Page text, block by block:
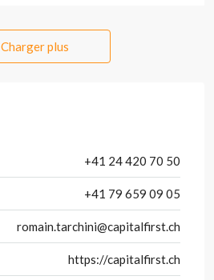
Charger plus
+41 24 420 70 50
+41 79 659 09 05
romain.tarchini@capitalfirst.ch
https://capitalfirst.ch